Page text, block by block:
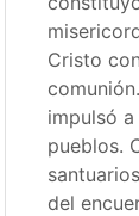
Cristo
impulsó
pueblos.
del